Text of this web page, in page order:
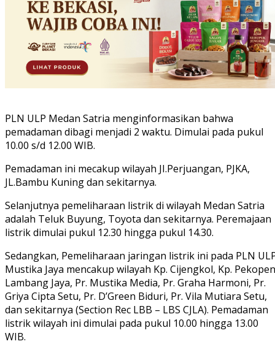
PLN ULP Medan Satria menginformasikan bahwa
pemadaman dibagi menjadi 2 waktu. Dimulai pada pukul
10.00 s/d 12.00 WIB.
Pemadaman ini mecakup wilayah JI.Perjuangan, PJKA,
JL.Bambu Kuning dan sekitarnya.
Selanjutnya pemeliharaan listrik di wilayah Medan Satria
adalah Teluk Buyung, Toyota dan sekitarnya. Peremajaan
listrik dimulai pukul 12.30 hingga pukul 14.30.
Sedangkan, Pemeliharaan jaringan listrik ini pada PLN
Mustika Jaya mencakup wilayah Kp. Cijengkol, Kp. Pekopen
Lambang Jaya, Pr. Mustika Media, Pr. Graha Harmoni, Pr.
Griya Cipta Setu, Pr. D’Green Biduri, Pr. Vila Mutiara Setu,
dan sekitarnya (Section Rec LBB – LBS CJLA). Pemadaman
listrik wilayah ini dimulai pada pukul 10.00 hingga 13.00
WIB.